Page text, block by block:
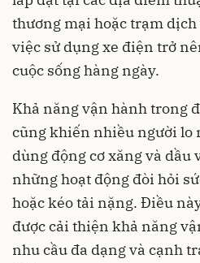
thương mại hoặc trạm
việc sử dụng xe điện trở
cuộc sống hàng ngày.
Khả năng vận hành trong
cũng khiến nhiều người lo
dùng động cơ xăng và dầu
những hoạt động đòi hỏi
hoặc kéo tải nặng. Điều
được cải thiện khả năng
nhu cầu đa dạng và cạnh